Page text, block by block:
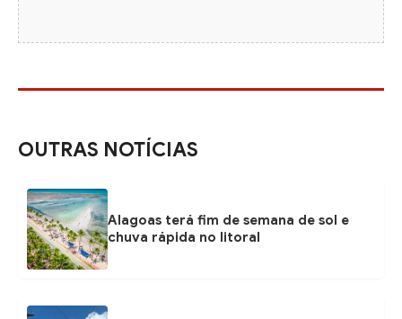
OUTRAS NOTÍCIAS
Alagoas terá fim de semana de sol e
chuva rápida no litoral